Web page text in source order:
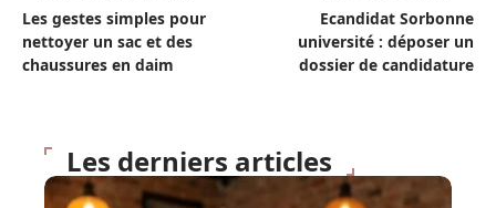
Les gestes simples pour
nettoyer un sac et des
chaussures en daim
Ecandidat Sorbonne
université : déposer un
dossier de candidature
Les derniers articles